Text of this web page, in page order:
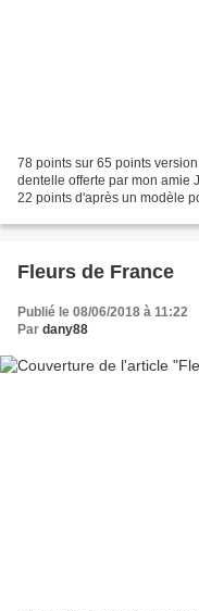
78 points sur 65 points
dentelle offerte par mon amie
22 points d'après un modèle
Fleurs de France
Publié le 08/06/2018 à 11:22
Par dany88